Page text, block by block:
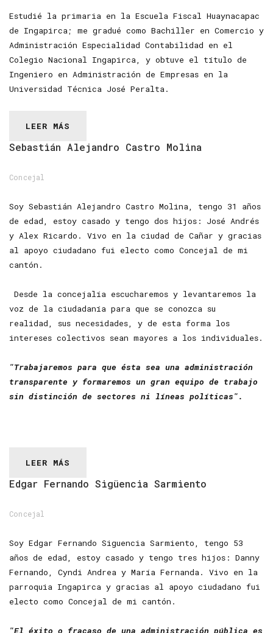
Estudié la primaria en la Escuela Fiscal Huaynacapac
de Ingapirca; me gradué como Bachiller en Comercio y
Administración Especialidad Contabilidad en el
Colegio Nacional Ingapirca, y obtuve el título de
Ingeniero en Administración de Empresas en la
Universidad Técnica José Peralta.
LEER MÁS
Sebastián Alejandro Castro Molina
Concejal
Soy Sebastián Alejandro Castro Molina, tengo 31 años
de edad, estoy casado y tengo dos hijos: José Andrés
y Alex Ricardo. Vivo en la ciudad de Cañar y gracias
al apoyo ciudadano fui electo como Concejal de mi
cantón.
Desde la concejalía escucharemos y levantaremos la
voz de la ciudadanía para que se conozca su
realidad, sus necesidades, y de esta forma los
intereses colectivos sean mayores a los individuales.
"Trabajaremos para que ésta sea una administración
transparente y formaremos un gran equipo de trabajo
sin distinción de sectores ni líneas políticas".
LEER MÁS
Edgar Fernando Sigüencia Sarmiento
Concejal
Soy Edgar Fernando Siguencia Sarmiento, tengo 53
años de edad, estoy casado y tengo tres hijos: Danny
Fernando, Cyndi Andrea y María Fernanda. Vivo en la
parroquia Ingapirca y gracias al apoyo ciudadano fui
electo como Concejal de mi cantón.
"El éxito o fracaso de una administración pública es